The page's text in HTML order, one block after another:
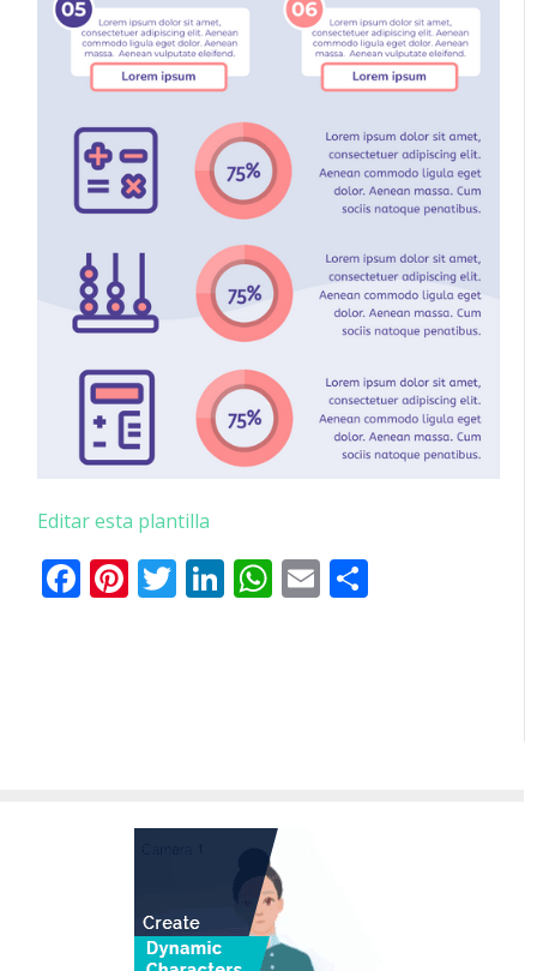
Editar esta plantilla
Facebook
Pinterest
Twitter
LinkedIn
WhatsApp
Email